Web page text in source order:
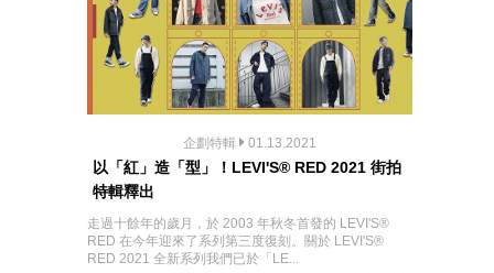
企劃特輯 01.13.2021
以「紅」造「型」！LEVI'S® RED 2021 街拍
特輯釋出
走過十餘年的歲月，於 2003 年秋冬首發的 LEVI'S®
RED 在今年迎來了系列第三度復刻。關於 LEVI'S®
RED 2021 全新系列我們已於「LE...